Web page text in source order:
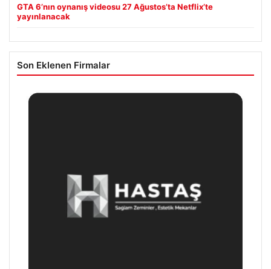
GTA 6’nın oynanış videosu 27 Ağustos’ta Netflix’te
yayınlanacak
Son Eklenen Firmalar